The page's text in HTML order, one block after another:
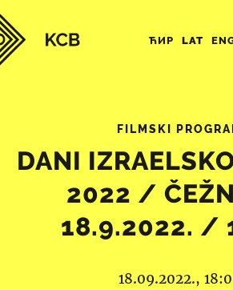
ЋИР LAT
FILMSKI
DANI
2022 /
18.9.2022. /
18.09.2022.,